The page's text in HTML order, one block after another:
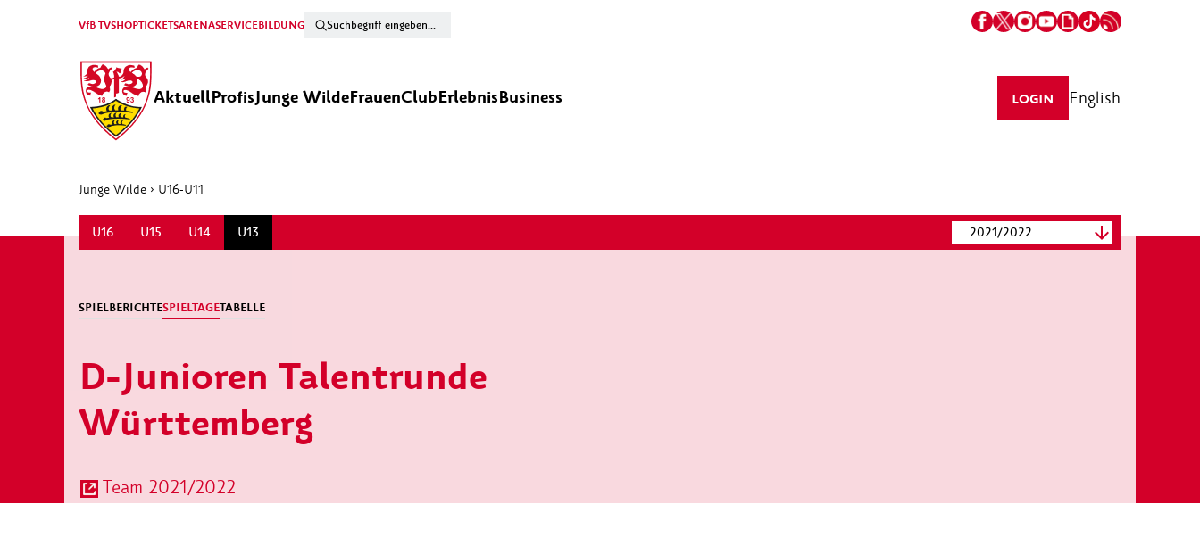
VfB TVSHOPTICKETSARENASERVICEBILDUNG
AktuellProfisJunge WildeFrauenClubErlebnisBusiness LOGIN English
Junge Wilde › U16-U11
2021/2022
U16 U15 U14 U13
SPIELBERICHTESPIELTAGETABELLE
D-Junioren Talentrunde
Württemberg
Team 2021/2022